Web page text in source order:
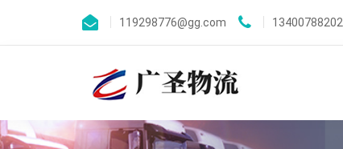
119298776@gg.com 13400788202